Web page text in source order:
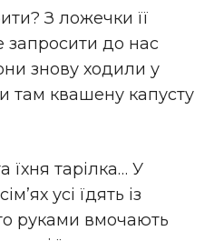
З ложечки її
запросити до нас
знову ходили у
там квашену капусту
їхня тарілка… У
усі їдять із
руками вмочають